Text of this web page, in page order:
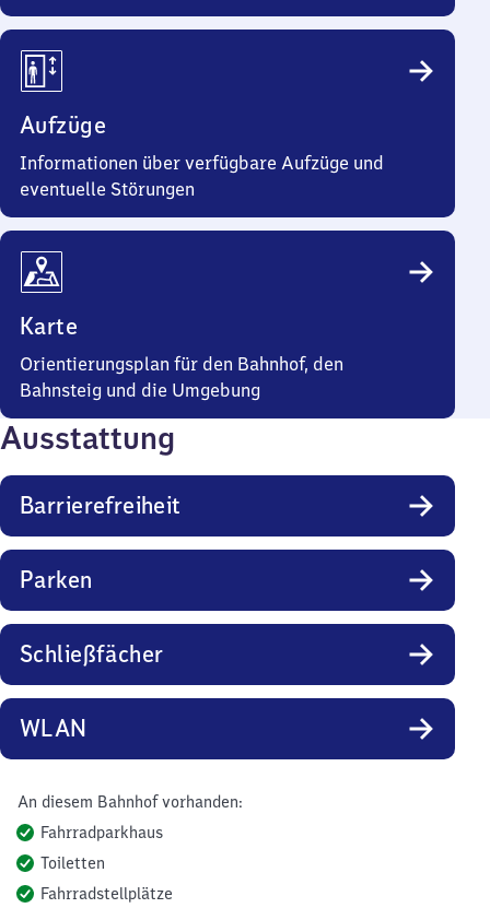
Aufzüge
Informationen über verfügbare Aufzüge und
eventuelle Störungen
Karte
Orientierungsplan für den Bahnhof, den
Bahnsteig und die Umgebung
Ausstattung
Barrierefreiheit
Parken
Schließfächer
WLAN
An diesem Bahnhof vorhanden:
Fahrradparkhaus
Toiletten
Fahrradstellplätze